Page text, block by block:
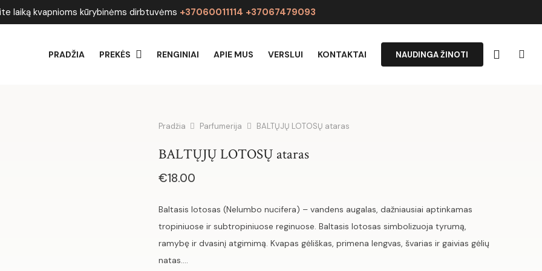
laiką kvapnioms kūrybinėms dirbtuvėms +37060011114 +37067479093
PRADŽIA PREKĖS RENGINIAI APIE MUS VERSLUI KONTAKTAI NAUDINGA ŽINOTI
Pradžia Parfumerija BALTŲJŲ LOTOSŲ ataras
BALTŲJŲ LOTOSŲ ataras
€18.00
Baltasis lotosas (Nelumbo nucifera) – vandens augalas, dažniausiai aptinkamas
tropiniuose ir subtropiniuose reginuose. Baltasis lotosas simbolizuoja tyrumą,
ramybę ir dvasinį atgimimą. Kvapas gėliškas, primena lengvas, švarias ir gaivias gėlių
natas.…